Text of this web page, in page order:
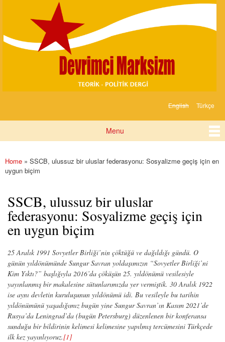
content
Marksizm
English Türkçe
Menu
You are here
Home » SSCB, ulussuz bir uluslar federasyonu: Sosyalizme geçiş için en
uygun biçim
SSCB, ulussuz bir uluslar
federasyonu: Sosyalizme geçiş için
en uygun biçim
25 Aralık 1991 Sovyetler Birliği’nin çöktüğü ve dağıldığı gündü. O
günün yıldönümünde Sungur Savran yoldaşımızın “Sovyetler Birliği’ni
Kim Yıktı?” başlığıyla 2016’da çöküşün 25. yıldönümü vesilesiyle
yayınlanmış bir makalesine sütunlarımızda yer vermiştik. 30 Aralık 1922
ise aynı devletin kuruluşunun yıldönümü idi. Bu vesileyle bu tarihin
yıldönümünü yaşadığımız bugün yine Sungur Savran’ın Kasım 2021’de
Rusya’da Leningrad’da (bugün Petersburg) düzenlenen bir konferansa
sunduğu bir bildirinin kelimesi kelimesine yapılmış tercümesini Türkçede
ilk kez yayınlıyoruz.[1]